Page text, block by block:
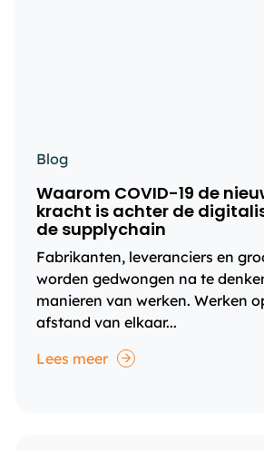
Blog
Waarom COVID-19 de
kracht is achter de
de supplychain
Fabrikanten, leveranciers en
worden gedwongen na te
manieren van werken. Werken
afstand van elkaar...
Lees meer